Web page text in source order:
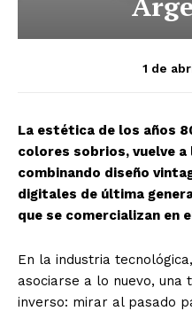
1 de
La estética de los años
colores sobrios, vuelve
combinando diseño
digitales de última
que se comercializan en
En la industria
asociarse a lo nuevo, una
inverso: mirar al pasado